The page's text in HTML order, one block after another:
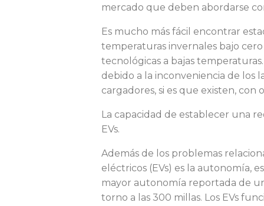
l
o
s
o
b
mercado que deben abordarse
Es mucho más fácil encontrar
temperaturas invernales bajo
tecnológicas a bajas
debido a la inconveniencia de los
cargadores, si es que existen,
La capacidad de establecer una
EVs.
Además de los problemas
eléctricos (EVs) es la autonomía,
mayor autonomía reportada de
torno a las 300 millas. Los EVs